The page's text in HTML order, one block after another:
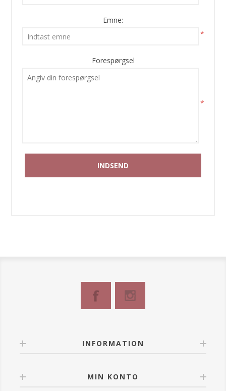
Emne:
*
Forespørgsel
*
INFORMATION
MIN KONTO